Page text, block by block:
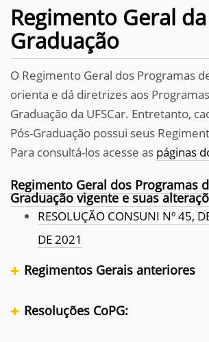
Regimento Geral
Graduação
O Regimento Geral dos Programas
orienta e dá diretrizes aos
Graduação da UFSCar. Entretanto,
Pós-Graduação possui seus
Para consultá-los acesse as páginas
Regimento Geral dos Programas
Graduação vigente e suas
RESOLUÇÃO CONSUNI Nº 45,
DE 2021
Regimentos Gerais anteriores
Resoluções CoPG: